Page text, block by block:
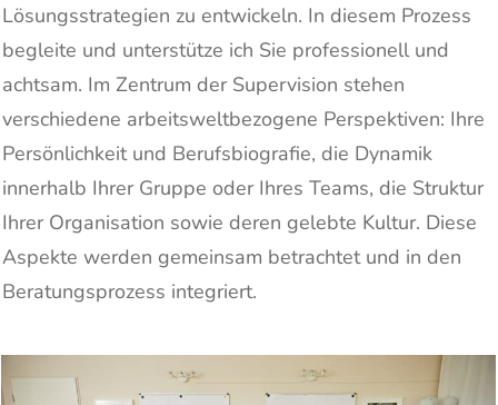
Lösungsstrategien zu entwickeln. In diesem Prozess
begleite und unterstütze ich Sie professionell und
achtsam. Im Zentrum der Supervision stehen
verschiedene arbeitsweltbezogene Perspektiven: Ihre
Persönlichkeit und Berufsbiografie, die Dynamik
innerhalb Ihrer Gruppe oder Ihres Teams, die Struktur
Ihrer Organisation sowie deren gelebte Kultur. Diese
Aspekte werden gemeinsam betrachtet und in den
Beratungsprozess integriert.